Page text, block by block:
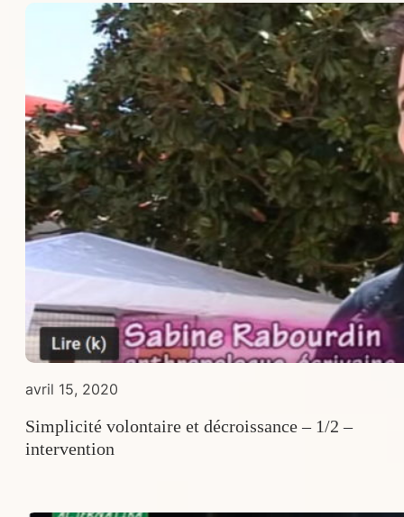
avril 15, 2020
Simplicité volontaire et décroissance – 1/2 –
intervention